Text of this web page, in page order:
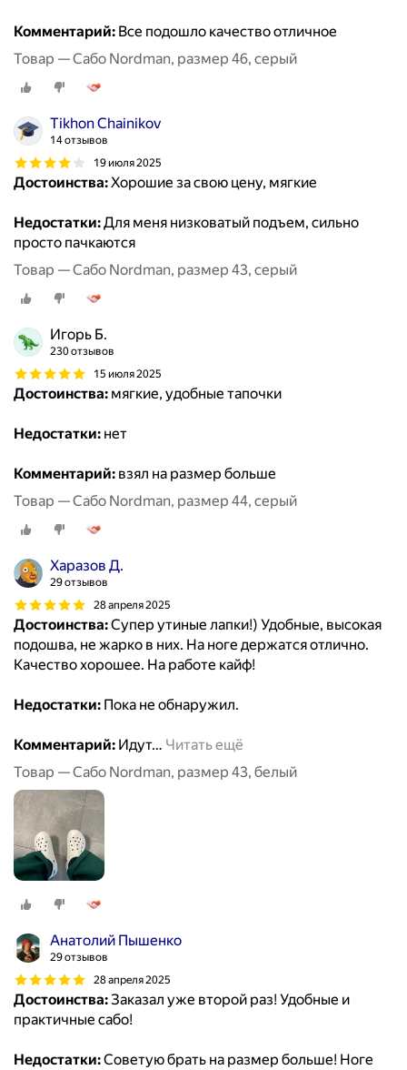
Комментарий: Все подошло качество отличное
Товар — Сабо Nordman, размер 46, серый
Tikhon Chainikov
14 отзывов
19 июля 2025
Достоинства:Хорошие за свою цену, мягкие
Недостатки:Для меня низковатый подъем, сильно
просто пачкаются
Товар — Сабо Nordman, размер 43, серый
Игорь Б.
230 отзывов
15 июля 2025
Достоинства: мягкие, удобные тапочки
Недостатки: нет
Комментарий: взял на размер больше
Товар — Сабо Nordman, размер 44, серый
Харазов Д.
29 отзывов
28 апреля 2025
Достоинства:Супер утиные лапки!) Удобные, высокая
подошва, не жарко в них. На ноге держатся отлично.
Качество хорошее. На работе кайф!
Недостатки: Пока не обнаружил.
Комментарий: Идут… Читать ещё
Товар — Сабо Nordman, размер 43, белый
Анатолий Пышенко
29 отзывов
28 апреля 2025
Достоинства:Заказал уже второй раз! Удобные и
практичные сабо!
Недостатки:Советую брать на размер больше! Ноге